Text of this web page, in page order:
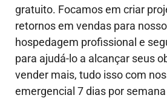
gratuito. Focamos em criar
retornos em vendas para
hospedagem profissional e
para ajudá-lo a alcançar seus
vender mais, tudo isso com
emergencial 7 dias por